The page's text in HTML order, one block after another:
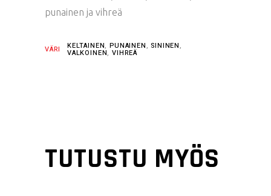
punainen ja vihreä
VÄRI KELTAINEN,PUNAINEN,SININEN,
VALKOINEN,VIHREÄ
TUTUSTU MYÖS